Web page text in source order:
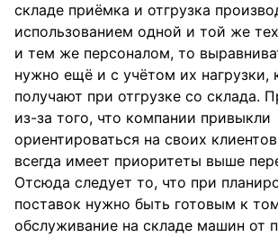
складе приёмка и отгрузка
использованием одной и той же
и тем же персоналом, то
нужно ещё и с учётом их нагрузки,
получают при отгрузке со склада.
из-за того, что компании привыкли
ориентироваться на своих
всегда имеет приоритеты выше
Отсюда следует то, что при
поставок нужно быть готовым к
обслуживание на складе машин от